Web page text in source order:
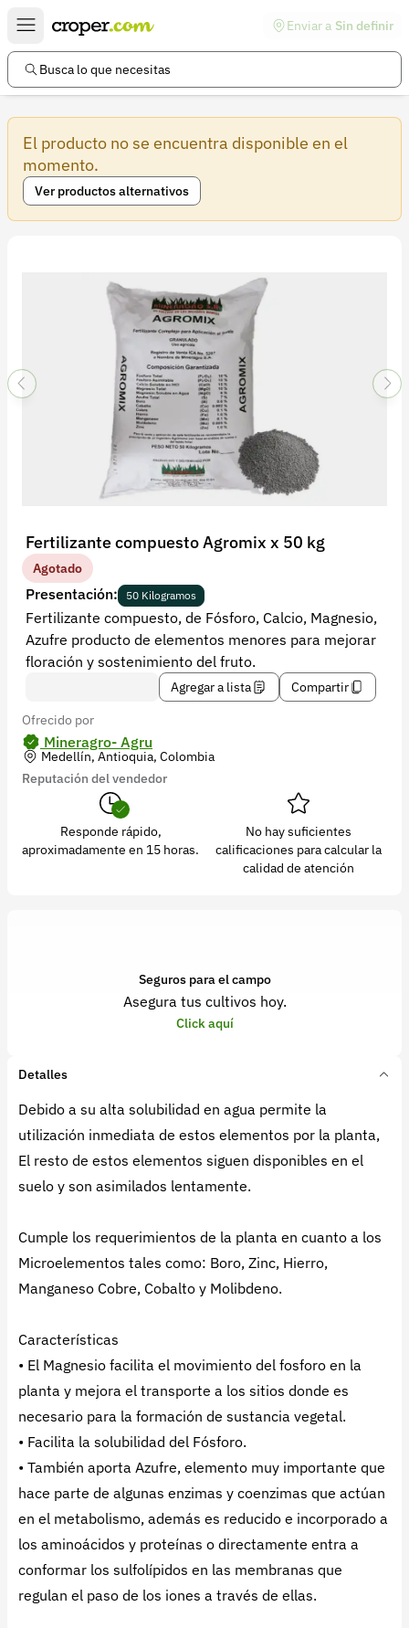
Enviar a Sin definir
Busca lo que necesitas
El producto no se encuentra disponible en el
momento.
Ver productos alternativos
Fertilizante compuesto Agromix x 50 kg
Agotado
Presentación: 50 Kilogramos
Fertilizante compuesto, de Fósforo, Calcio, Magnesio,
Azufre producto de elementos menores para mejorar
floración y sostenimiento del fruto.
Agregar a lista
Compartir
Ofrecido por
Mineragro- Agru
Medellín, Antioquia, Colombia
Reputación del vendedor
Responde rápido,
aproximadamente en 15 horas.
No hay suficientes
calificaciones para calcular la
calidad de atención
Seguros para el campo
Asegura tus cultivos hoy.
Click aquí
Detalles
Debido a su alta solubilidad en agua permite la
utilización inmediata de estos elementos por la planta,
El resto de estos elementos siguen disponibles en el
suelo y son asimilados lentamente.
Cumple los requerimientos de la planta en cuanto a los
Microelementos tales como: Boro, Zinc, Hierro,
Manganeso Cobre, Cobalto y Molibdeno.
Características
• El Magnesio facilita el movimiento del fosforo en la
planta y mejora el transporte a los sitios donde es
necesario para la formación de sustancia vegetal.
• Facilita la solubilidad del Fósforo.
• También aporta Azufre, elemento muy importante que
hace parte de algunas enzimas y coenzimas que actúan
en el metabolismo, además es reducido e incorporado a
los aminoácidos y proteínas o directamente entra a
conformar los sulfolípidos en las membranas que
regulan el paso de los iones a través de ellas.
Enlaces de interés
Preguntas frecuentes
Ayuda
Información legal
Términos y condiciones
Política de privacidad
Registrarse
Recuperar contraseña
contacto@croper.com
© 2026 Croper.com Todos los derechos reservados
Versión 5.45.0
Síguenos